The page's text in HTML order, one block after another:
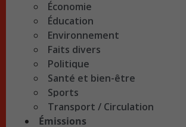
Économie
Éducation
Environnement
Faits divers
Politique
Santé et bien-être
Sports
Transport / Circulation
Émissions